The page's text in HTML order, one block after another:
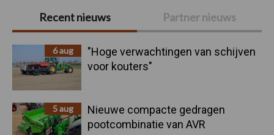
Primaire
Sidebar
Recent nieuws Partner nieuws
6 aug
"Hoge verwachtingen van schijven
voor kouters"
5 aug
Nieuwe compacte gedragen
pootcombinatie van AVR